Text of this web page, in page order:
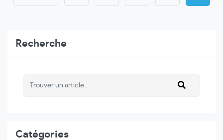
Recherche
Catégories